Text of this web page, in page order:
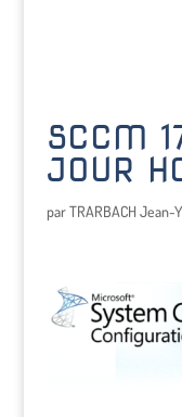
SCCM
JOUR
parTRARBACH Jean-